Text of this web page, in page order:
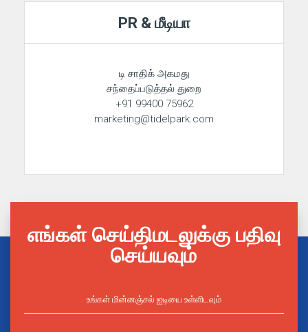
PR & மீடியா
டி சாதிக் அகமது
சந்தைப்படுத்தல் துறை
+91 99400 75962
marketing@tidelpark.com
எங்கள் செய்திமடலுக்கு பதிவு
செய்யவும்